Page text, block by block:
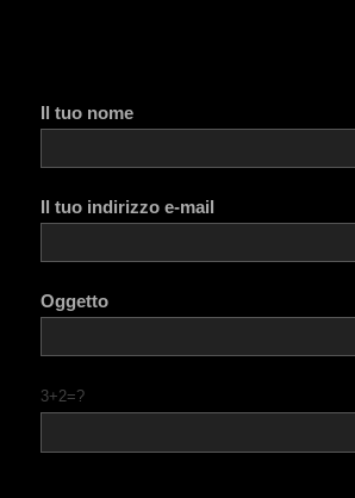
Il tuo nome
Il tuo indirizzo e-mail
Oggetto
3+2=?